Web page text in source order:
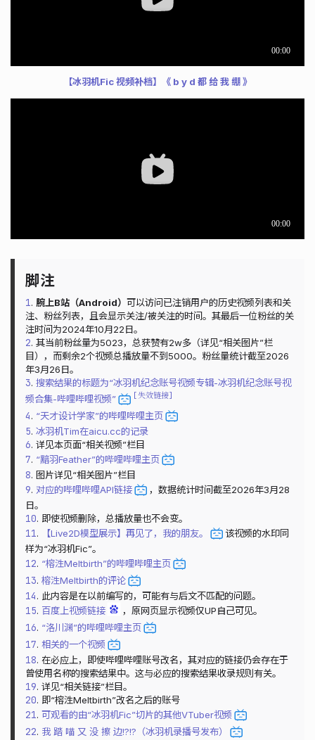
【冰羽机Fic 视频补档】《 b y d 都 给 我 绷 》
1. 腕上B站（Android） 可以访问已注销用户的历史视频列表和关
注、粉丝列表，且会显示关注/被关注的时间。其最后一位粉丝的关
注时间为2024年10月22日。
2. 其当前粉丝量为5023，总获赞有2w多（详见“相关图片”栏
目），而剩余2个视频总播放量不到5000。粉丝量统计截至2026
年3月26日。
3. 搜索结果的标题为“冰羽机纪念账号视频专辑-冰羽机纪念账号视
频合集-哔哩哔哩视频”
失效链接
4. “天才设计学家”的哔哩哔哩主页
5. 冰羽机Tim在aicu.cc的记录
6. 详见本页面“相关视频”栏目
7. “黯羽Feather”的哔哩哔哩主页
8. 图片详见“相关图片”栏目
9. 对应的哔哩哔哩API链接
，数据统计时间截至2026年3月28
日。
10. 即使视频删除，总播放量也不会变。
11. 【Live2D模型展示】再见了，我的朋友。
该视频的水印同
样为“冰羽机Fic”。
12. “榕泩Meltbirth”的哔哩哔哩主页
13. 榕泩Meltbirth的评论
14. 此内容是在以前编写的，可能有与后文不匹配的问题。
15. 百度上视频链接 ，原网页显示视频仅UP自己可见。
16. “洛川渊”的哔哩哔哩主页
17. 相关的一个视频
18. 在必应上，即使哔哩哔哩账号改名，其对应的链接仍会存在于
曾使用名称的搜索结果中。这与必应的搜索结果收录规则有关。
19. 详见“相关链接”栏目。
20. 即“榕泩Meltbirth”改名之后的账号
21. 可观看的由“冰羽机Fic”切片的其他VTuber视频
22. 我 踏 喵 又 没 擦 边!?!?（冰羽机录播号发布）